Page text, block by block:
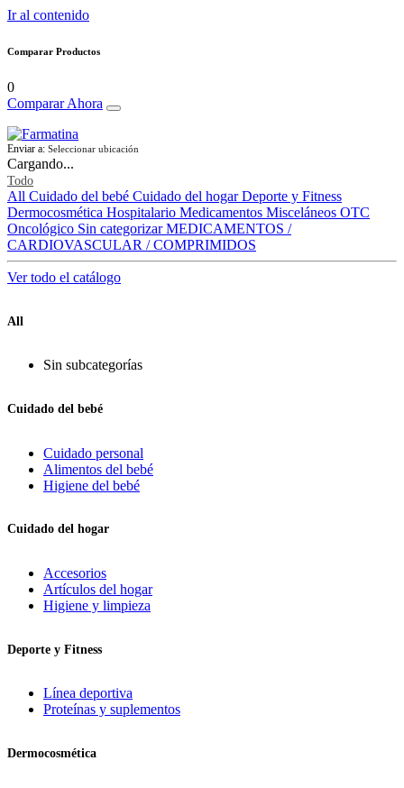
Ir al contenido
Comparar Productos
0
Comparar Ahora
Enviar a: Seleccionar ubicación
Cargando...
Todo
All Cuidado del bebé Cuidado del hogar Deporte y Fitness
Dermocosmética Hospitalario Medicamentos Misceláneos OTC
Oncológico Sin categorizar MEDICAMENTOS /
CARDIOVASCULAR / COMPRIMIDOS
Ver todo el catálogo
All
Sin subcategorías
Cuidado del bebé
Cuidado personal
Alimentos del bebé
Higiene del bebé
Cuidado del hogar
Accesorios
Artículos del hogar
Higiene y limpieza
Deporte y Fitness
Línea deportiva
Proteínas y suplementos
Dermocosmética